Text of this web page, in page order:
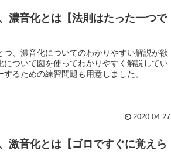
濃音化とは【法則はたった一つで
つ、濃音化についてのわかりやすい解説が欲
について図を使ってわかりやすく解説してい
るための練習問題も用意しました。
2020.04.27
激音化とは【ゴロですぐに覚えら